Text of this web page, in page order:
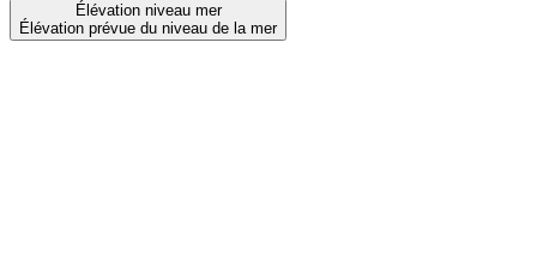
Élévation niveau mer
Élévation prévue du niveau de la mer